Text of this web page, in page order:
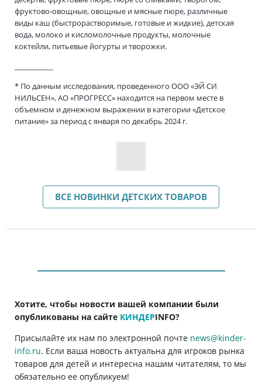
фруктово-овощные, овощные и мясные пюре, различные
виды каш (быстрорастворимые, готовые и жидкие), детская
вода, молоко и кисломолочные продукты, молочные
коктейли, питьевые йогурты и творожки.
* По данным исследования, проведенного ООО «ЭЙ СИ
НИЛЬСЕН», АО «ПРОГРЕСС» находится на первом месте в
объемном и денежном выражении в категории «Детское
питание» за период с января по декабрь 2024 г.
ВСЕ НОВИНКИ ДЕТСКИХ ТОВАРОВ
Хотите, чтобы новости вашей компании были
опубликованы на сайте КИНДЕРINFO?
Присылайте их нам по электронной почте news@kinder-
info.ru. Если ваша новость актуальна для игроков рынка
товаров для детей и интересна нашим читателям, то мы
обязательно ее опубликуем!